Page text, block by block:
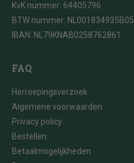
KvK nummer: 64405796
BTW nummer: NL001834935B05
IBAN: NL79KNAB0258762861
FAQ
Herroepingsverzoek
Algemene voorwaarden
Privacy policy
Bestellen
Betaalmogelijkheden